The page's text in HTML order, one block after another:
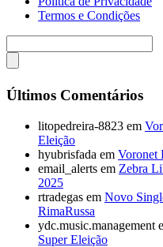
Termos e Condições
Últimos Comentários
litopedreira-8823 em
Eleição
hyubrisfada em Voronet
email_alerts em Zebra
2025
rtradegas em Novo
RimaRussa
ydc.music.management
Super Eleição